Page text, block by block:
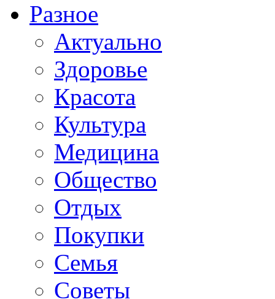
Разное
Актуально
Здоровье
Красота
Культура
Медицина
Общество
Отдых
Покупки
Семья
Советы